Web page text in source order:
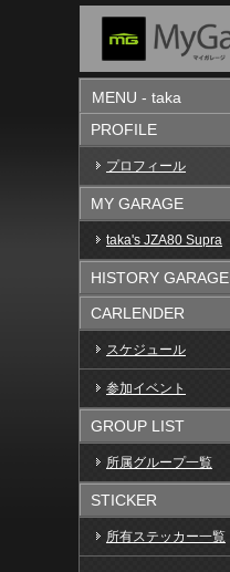
MENU - taka
PROFILE
プロフィール
MY GARAGE
taka's JZA80 Supra
HISTORY GARAGE
CARLENDER
スケジュール
参加イベント
GROUP LIST
所属グループ一覧
STICKER
所有ステッカー一覧